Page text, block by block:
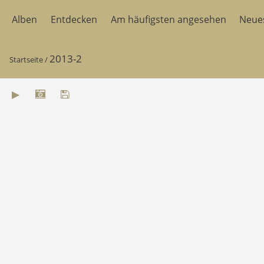
Alben Entdecken Am häufigsten angesehen
Startseite/2013-2